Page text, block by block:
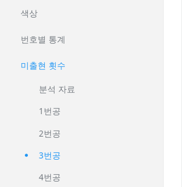
색상
번호별 통계
미출현 횟수
분석 자료
1번공
2번공
3번공
4번공